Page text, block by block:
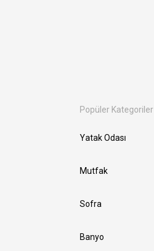
Popüler Kategoriler
Yatak Odası
Mutfak
Sofra
Banyo